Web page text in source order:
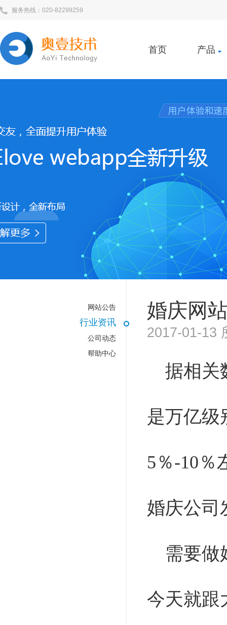
服务热线：020-82299259
首页 产品
网站公告
行业资讯
公司动态
帮助中心
婚庆网
2017-01-13
据相关
是万亿级
5 ％-10 ％
婚庆公司
需要做
今天就跟